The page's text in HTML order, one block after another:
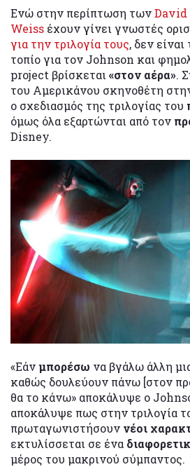
Ενώ στην περίπτωση τωνDavid
Weiss έχουν γίνει γνωστές
για την τριλογία τους, δεν είναι
τοπίο για τον Johnson και
project βρίσκεται«στον αέρα».
του Αμερικάνου σκηνοθέτη
ο σχεδιασμός της τριλογίας του
όμως όλα εξαρτώνται από τον
Disney.
«Εάνμπορέσω να βγάλω άλλη
καθώς δουλεύουν πάνω [στον
θα το κάνω» αποκάλυψε ο
αποκάλυψε πως στην τριλογία
πρωταγωνιστήσουν νέοι
εκτυλίσσεται σε ένα
μέρος του μακρινού σύμπαντος.